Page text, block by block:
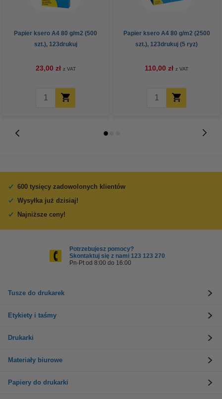
Papier ksero A4 80 g/m2 (500
szt.), 123drukuj
23,00 zł z VAT
Papier ksero A4 80 g/m2 (2500
szt.), 123drukuj (5 ryz)
110,00 zł z VAT
600 tysięcy zadowolonych klientów
Wysyłka już dzisiaj!
Najniższe ceny!
Potrzebujesz pomocy?
Skontaktuj się z nami 123 123 270
Pn-Pt od 8:00 do 16:00
Tusze do drukarek
Etykiety i taśmy
Drukarki
Materiały biurowe
Papiery do drukarki